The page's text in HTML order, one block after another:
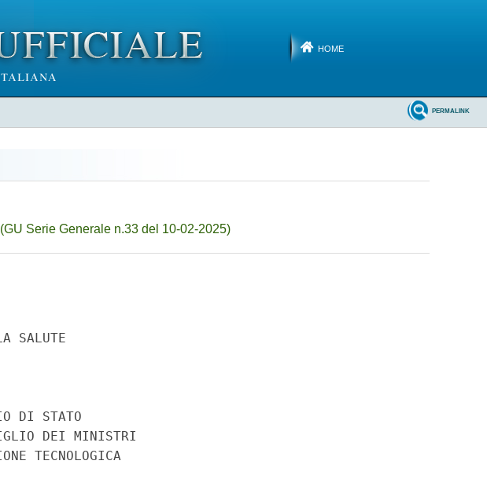
HOME
PERMALINK
(GU Serie Generale n.33 del 10-02-2025)